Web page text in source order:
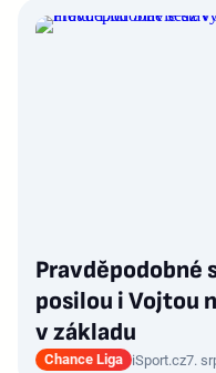
Pravděpodobné
posilou i Vojtou
v základu
Chance Liga iSport.cz7.